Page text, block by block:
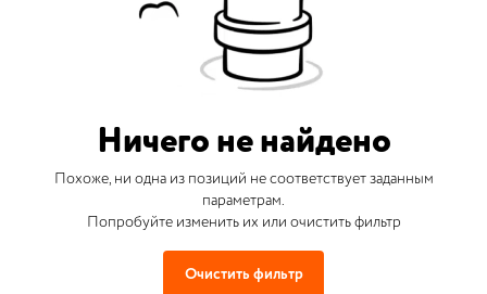
Ничего не найдено
Похоже, ни одна из позиций не соответствует заданным
параметрам.
Попробуйте изменить их или очистить фильтр
Очистить фильтр